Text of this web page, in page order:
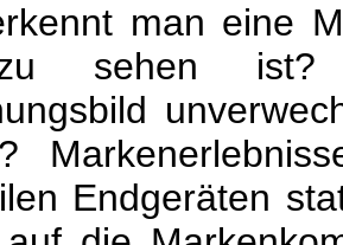
man eine
sehen
Endgeräten